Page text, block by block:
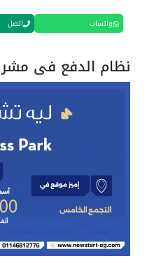
واتساب اتصل
نظام الدفع فى